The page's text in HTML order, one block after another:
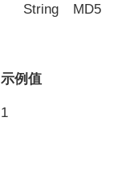
String MD5
示例值
1